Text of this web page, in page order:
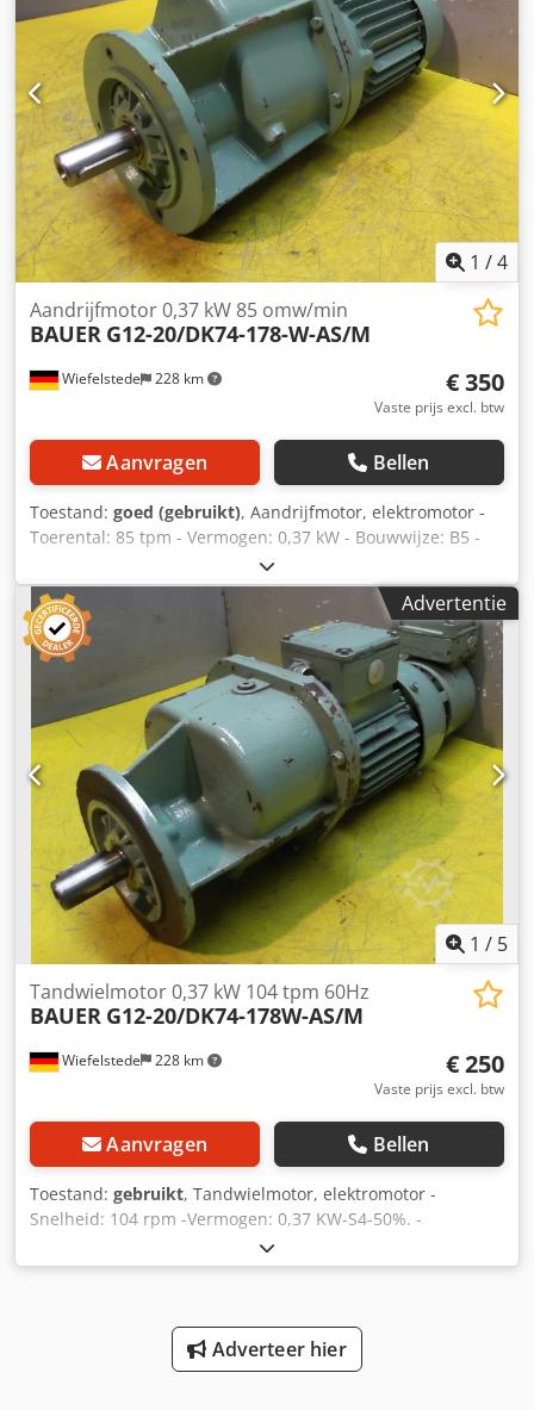
1 /4
Wiefelstede 228 km
Aandrijfmotor 0,37 kW 85 omw/min
BAUER G12-20/DK74-178-W-AS/M
€ 350
Vaste prijs excl. btw
Aanvragen Bellen
Toestand: goed (gebruikt), Aandrijfmotor, elektromotor -
Toerental: 85 tpm - Vermogen: 0,37 kW - Bouwwijze: B5 -
Asdiameter: Ø 25 mm - Beschermingsklasse: IP 65 - Prijs:
per stuk - Aantal: 1 beschikbaar - Afmetingen:
450/205/H200 mm Dkedpfxjc Uuyrs Aater - Gewicht: 20 kg
Advertentie
1 / 5
Wiefelstede 228 km
Tandwielmotor 0,37 kW 104 tpm 60Hz
BAUER G12-20/DK74-178W-AS/M
€ 250
Vaste prijs excl. btw
Aanvragen Bellen
Toestand: gebruikt, Tandwielmotor, elektromotor -
Snelheid: 104 rpm -Vermogen: 0,37 KW-S4-50%. -
Frequentie: 50 Hz -Bouw: B5 -Diameter schacht: Ø 25 mm -
Rem: 24 V -Beschermingsklasse: IP 65 Dksdpsctq N Njfx
Adverteer hier